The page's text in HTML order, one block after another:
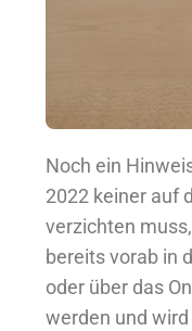
Noch ein
2022 keiner auf
verzichten
bereits vorab in
oder über das
werden und